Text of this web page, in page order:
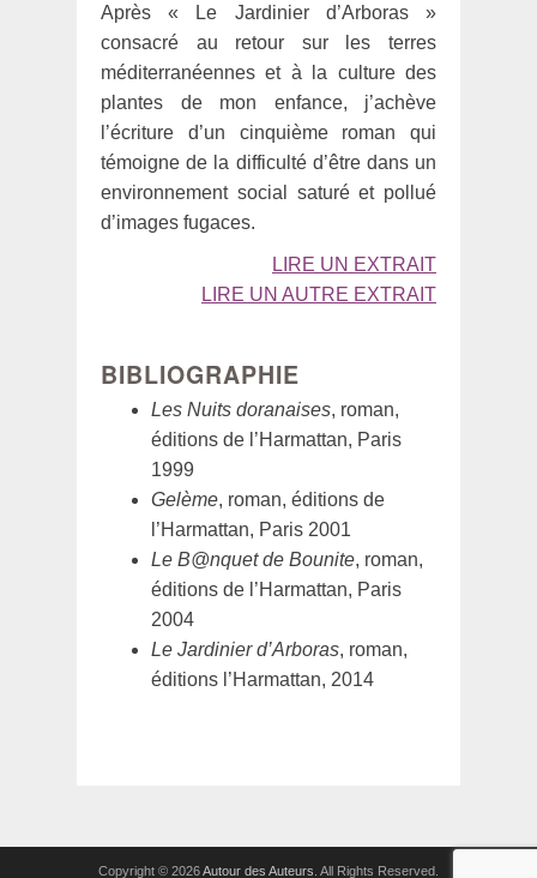
Après « Le Jardinier d’Arboras »
consacré au retour sur les terres
méditerranéennes et à la culture des
plantes de mon enfance, j’achève
l’écriture d’un cinquième roman qui
témoigne de la difficulté d’être dans un
environnement social saturé et pollué
d’images fugaces.
LIRE UN EXTRAIT
LIRE UN AUTRE EXTRAIT
BIBLIOGRAPHIE
Les Nuits doranaises, roman,
éditions de l’Harmattan, Paris
1999
Gelème, roman, éditions de
l’Harmattan, Paris 2001
Le B@nquet de Bounite, roman,
éditions de l’Harmattan, Paris
2004
Le Jardinier d’Arboras, roman,
éditions l’Harmattan, 2014
Copyright © 2026Autour des Auteurs . All Rights Reserved.